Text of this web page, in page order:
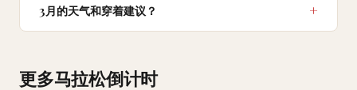
3月的天气和穿着建议？
更多马拉松倒计时